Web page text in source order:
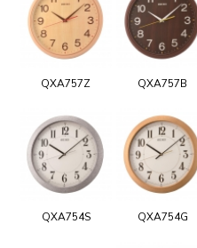
QXA757Z QXA757B
QXA754S QXA754G